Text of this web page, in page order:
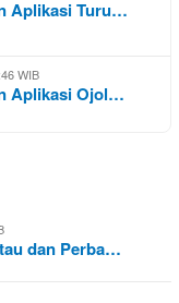
Aplikasi Turu…
WIB
Aplikasi Ojol…
dan Perba…